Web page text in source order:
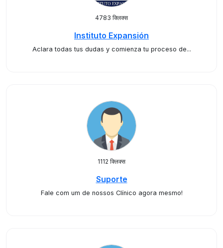
4783 क्लिक्स
Instituto Expansión
Aclara todas tus dudas y comienza tu proceso de...
1112 क्लिक्स
Suporte
Fale com um de nossos Clínico agora mesmo!